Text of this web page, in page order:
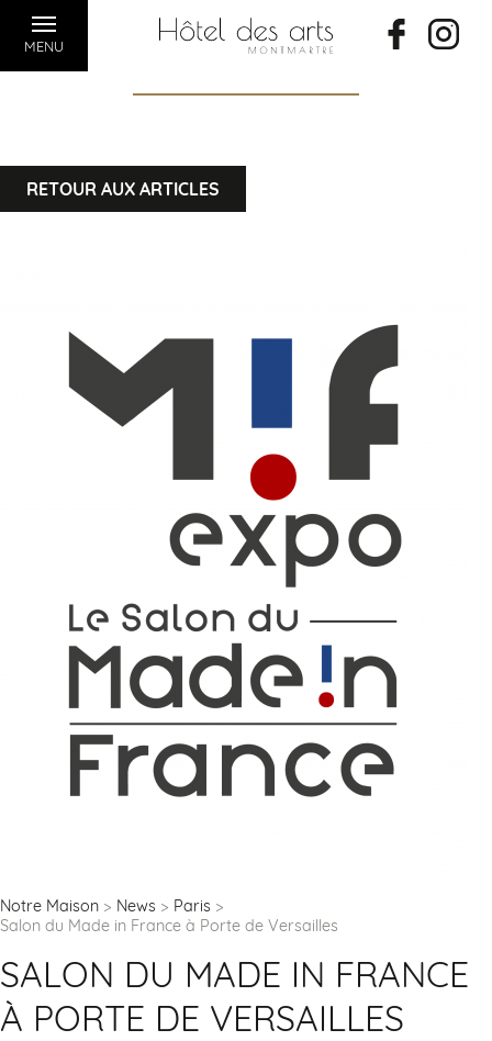
MENU
RETOUR AUX ARTICLES
Notre Maison News
Paris
Salon du Made in France à Porte de Versailles
SALON DU MADE IN FRANCE
À PORTE DE VERSAILLES